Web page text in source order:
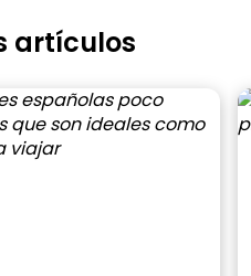
artículos